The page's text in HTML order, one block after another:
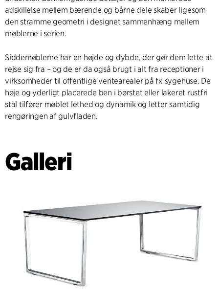
adskillelse mellem bærende og bårne dele skaber ligesom
den stramme geometri i designet sammenhæng mellem
møblerne i serien.
Siddemøblerne har en højde og dybde, der gør dem lette at
rejse sig fra – og de er da også brugt i alt fra receptioner i
virksomheder til offentlige ventearealer på fx sygehuse. De
høje og yderligt placerede ben i børstet eller lakeret rustfri
stål tilfører møblet lethed og dynamik og letter samtidig
rengøringen af gulvfladen.
Galleri